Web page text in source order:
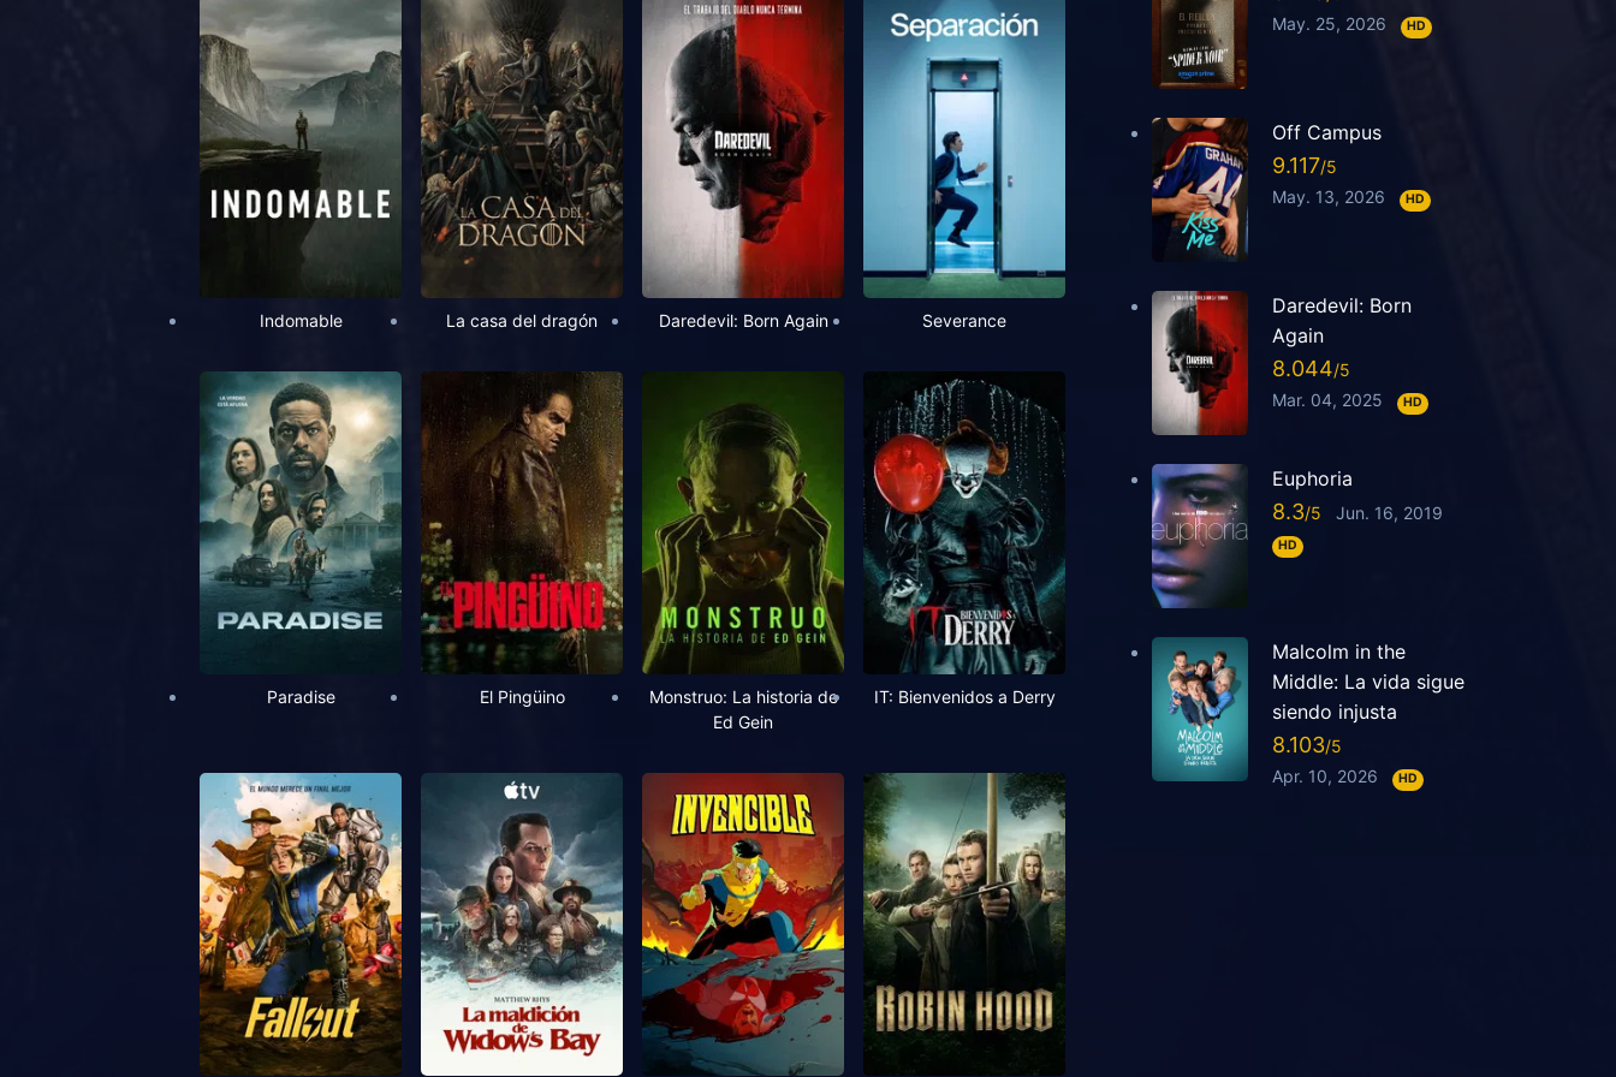
Indomable La casa del dragón Daredevil: Born Again Severance
Paradise El Pingüino
Monstruo: La historia de
Ed Gein
IT: Bienvenidos a Derry
May. 25, 2026 HD
Off Campus
9.117
May. 13, 2026 HD
Daredevil: Born
Again
8.044
Mar. 04, 2025 HD
Euphoria
8.3 Jun. 16, 2019
HD
Malcolm in the
Middle: La vida sigue
siendo injusta
8.103
Apr. 10, 2026 HD